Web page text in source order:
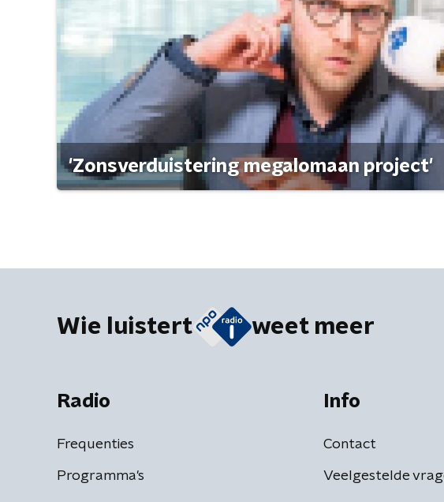
'Zonsverduistering megalomaan project'
Wie luistert weet meer
Radio
Frequenties
Programma's
Info
Contact
Veelgestelde